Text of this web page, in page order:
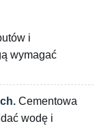
i
wymagać
Cementowa
wodę i